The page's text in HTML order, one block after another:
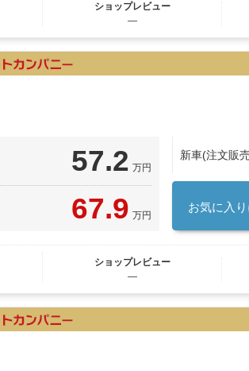
ショップレビュー
―
57.2 万円
67.9 万円
新車(注文販
お気に入
ショップレビュー
―